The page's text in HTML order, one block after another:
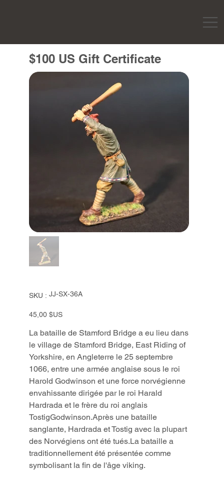
$100 US Gift Certificate
SKU :
SKU
JJ-
JJ-SX-36A
Prix
45,00 $US
La bataille de Stamford Bridge a eu lieu dans
le village de Stamford Bridge, East Riding of
Yorkshire, en Angleterre le 25 septembre
1066, entre une armée anglaise sous le roi
Harold Godwinson et une force norvégienne
envahissante dirigée par le roi Harald
Hardrada et le frère du roi anglais
TostigGodwinson.Après une bataille
sanglante, Hardrada et Tostig avec la plupart
des Norvégiens ont été tués.La bataille a
traditionnellement été présentée comme
symbolisant la fin de l'âge viking.